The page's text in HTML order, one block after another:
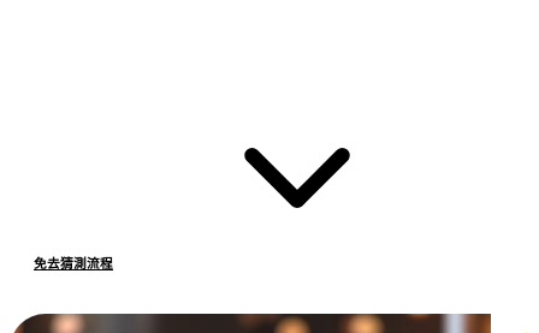
免去猜測流程